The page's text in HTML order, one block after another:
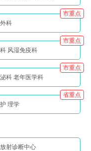
科
市重点
风湿免疫科
市重点
科 老年医学科
市重点
理学
省重点
射诊断中心